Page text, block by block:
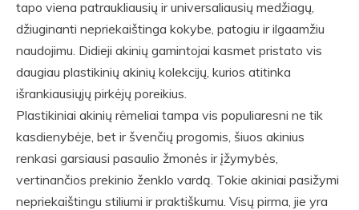
tapo viena patraukliausių ir universaliausių medžiagų,
džiuginanti nepriekaištinga kokybe, patogiu ir ilgaamžiu
naudojimu. Didieji akinių gamintojai kasmet pristato vis
daugiau plastikinių akinių kolekcijų, kurios atitinka
išrankiausiųjų pirkėjų poreikius.
Plastikiniai akinių rėmeliai tampa vis populiaresni ne tik
kasdienybėje, bet ir švenčių progomis, šiuos akinius
renkasi garsiausi pasaulio žmonės ir įžymybės,
vertinančios prekinio ženklo vardą. Tokie akiniai pasižymi
nepriekaištingu stiliumi ir praktiškumu. Visų pirma, jie yra